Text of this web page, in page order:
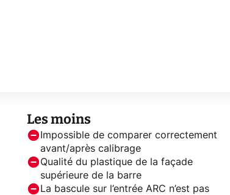
Les moins
Impossible de comparer correctement
avant/après calibrage
Qualité du plastique de la façade
supérieure de la barre
La bascule sur l’entrée ARC n’est pas